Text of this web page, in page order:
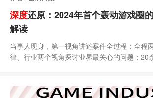
深度还原：2024年首个轰动游戏圈
解读
当事人现身，第一视角讲述案件全过程；全程
律、行业两个视角探讨业界最关心的问题；20
“普法”与“解决方案”，为从业者提供全程的法